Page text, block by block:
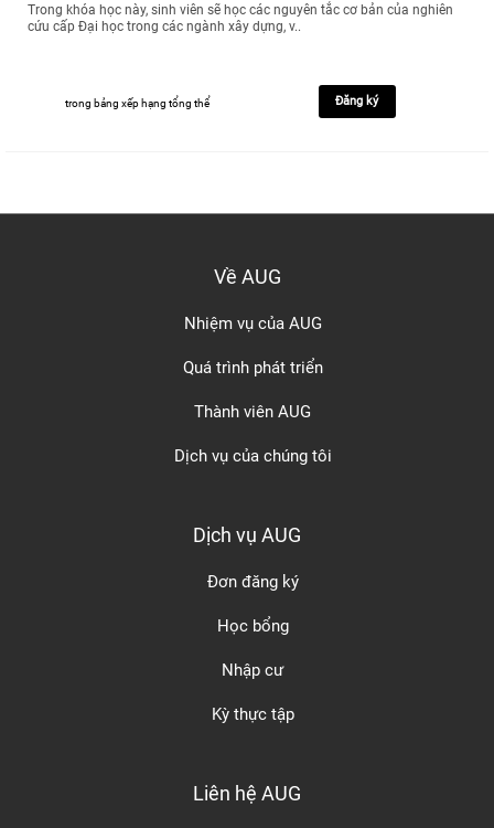
Trong khóa học này, sinh viên sẽ học các nguyên tắc cơ bản của nghiên
cứu cấp Đại học trong các ngành xây dựng, v..
trong bảng xếp hạng tổng thể Đăng ký
Về AUG
Nhiệm vụ của AUG
Quá trình phát triển
Thành viên AUG
Dịch vụ của chúng tôi
Dịch vụ AUG
Đơn đăng ký
Học bổng
Nhập cư
Kỳ thực tập
Liên hệ AUG